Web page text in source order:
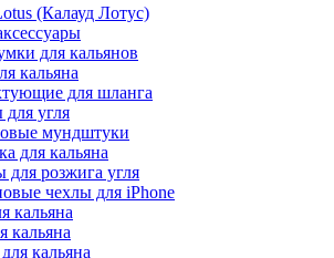
(Калауд Лотус)
для кальянов
кальяна
для шланга
угля
мундштуки
для кальяна
розжига угля
чехлы для iPhone
кальяна
кальяна
кальяна